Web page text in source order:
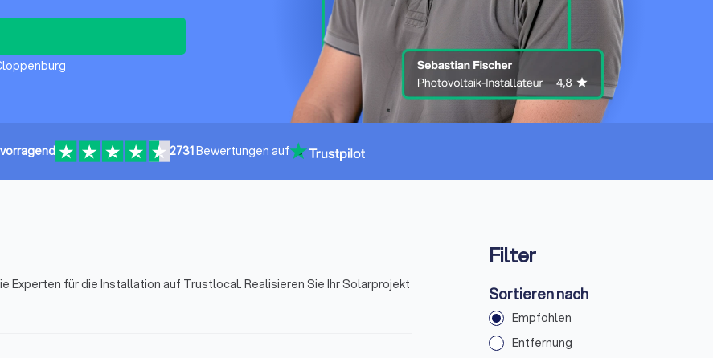
2731Bewertungen auf
Experten für die Installation auf Trustlocal. Realisieren Sie Ihr Solarprojekt
Filter
Sortieren nach
Empfohlen
Entfernung